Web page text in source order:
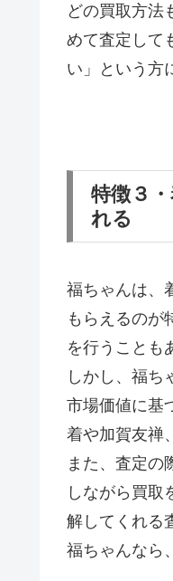
どの買取方法
めて査定して
い」という方
特徴３
れる
福ちゃんは、
もらえるのが
を行うことも
しかし、福ち
市場価値に基
着や加賀友禅
また、査定の
しながら買取
解してくれる
福ちゃんなら